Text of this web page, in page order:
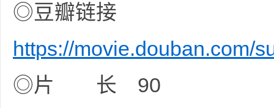
◎豆瓣链接
https://movie.douban.com/
◎片 长 90